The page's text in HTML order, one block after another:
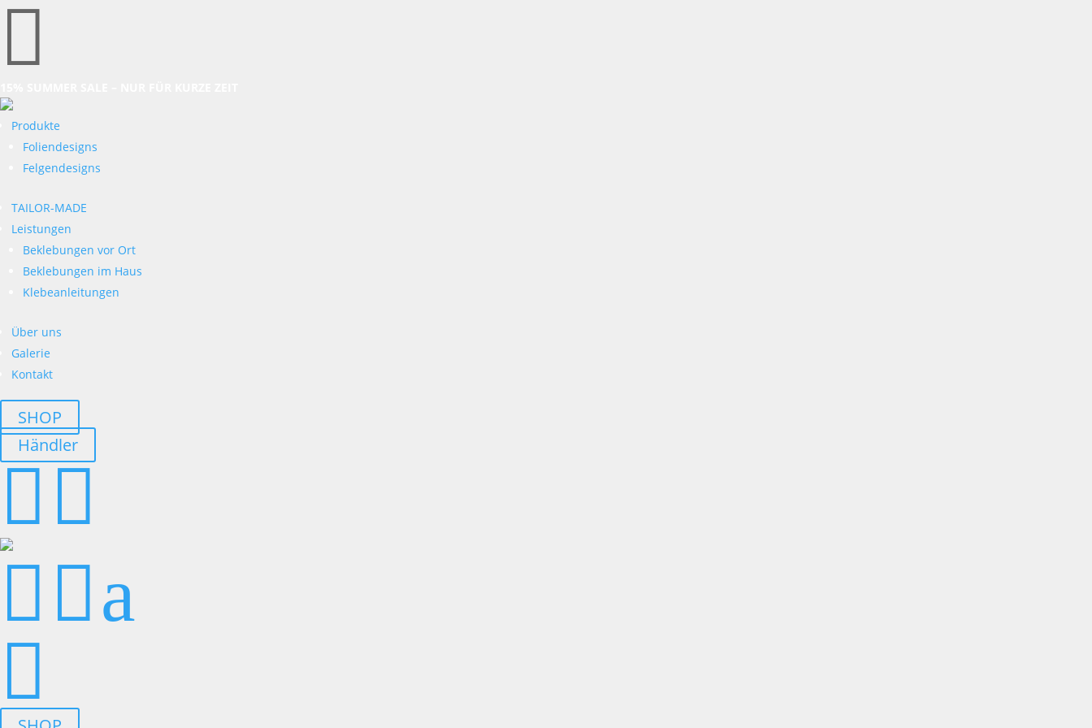

Produkte
Foliendesigns
Felgendesigns
TAILOR-MADE
Leistungen
Beklebungen vor Ort
Beklebungen im Haus
Klebeanleitungen
Über uns
Galerie
Kontakt
SHOP
Händler
 
 a
